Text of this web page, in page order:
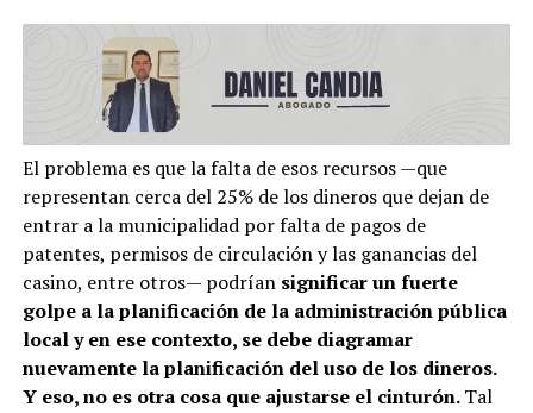
El problema es que la falta de esos recursos —que
representan cerca del 25% de los dineros que dejan de
entrar a la municipalidad por falta de pagos de
patentes, permisos de circulación y las ganancias del
casino, entre otros— podrían significar un fuerte
golpe a la planificación de la administración pública
local y en ese contexto, se debe diagramar
nuevamente la planificación del uso de los dineros.
Y eso, no es otra cosa que ajustarse el cinturón.Tal